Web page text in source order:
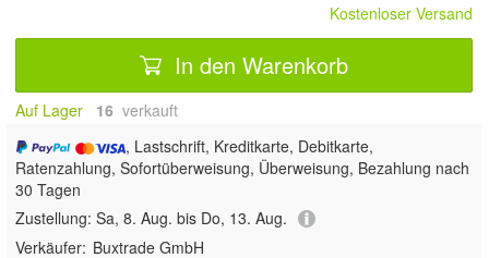
Kostenloser Versand
In den Warenkorb
Auf Lager 16 verkauft
, Lastschrift, Kreditkarte, Debitkarte,
Ratenzahlung, Sofortüberweisung, Überweisung, Bezahlung nach
30 Tagen
Zustellung: Sa, 8. Aug. bis Do, 13. Aug.
Verkäufer: Buxtrade GmbH